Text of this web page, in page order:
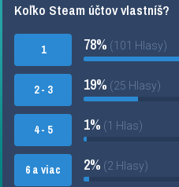
Koľko Steam účtov vlastníš?
1
2 - 3
4 - 5
6 a viac
78% (101 Hlasy)
19% (25 Hlasy)
1% (1 Hlas)
2% (2 Hlasy)